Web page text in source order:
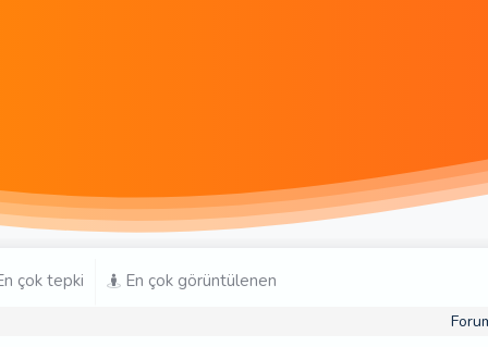
çok tepki En çok görüntülenen